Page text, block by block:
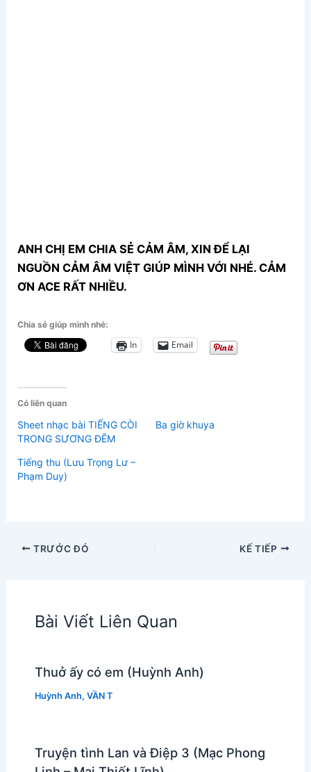
ANH CHỊ EM CHIA SẺ CẢM ÂM, XIN ĐỂ LẠI
NGUỒN CẢM ÂM VIỆT GIÚP MÌNH VỚI NHÉ. CẢM
ƠN ACE RẤT NHIỀU.
Chia sẻ giúp mình nhé:
In Email
Có liên quan
Sheet nhạc bài TIẾNG CÒI
TRONG SƯƠNG ĐÊM
Ba giờ khuya
Tiếng thu (Lưu Trọng Lư –
Phạm Duy)
TRƯỚC ĐÓ KẾ TIẾP
Bài Viết Liên Quan
Thuở ấy có em (Huỳnh Anh)
Huỳnh Anh, VẦN T
Truyện tình Lan và Điệp 3 (Mạc Phong